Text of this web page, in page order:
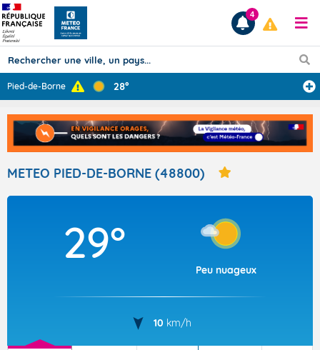
Prévisions
TOUS LES RÉSULTATS
Articles
4
Pied-de-Borne 28°
METEO PIED-DE-BORNE (48800)
29°
Peu nuageux
10 km/h